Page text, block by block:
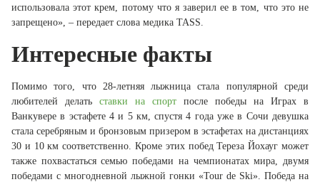
использовала этот крем, потому что я заверил ее в том, что это не
запрещено», – передает слова медика TASS.
Интересные факты
Помимо того, что 28-летняя лыжница стала популярной среди
любителей делать ставки на спорт после победы на Играх в
Ванкувере в эстафете 4 и 5 км, спустя 4 года уже в Сочи девушка
стала серебряным и бронзовым призером в эстафетах на дистанциях
30 и 10 км соответственно. Кроме этих побед Тереза Йохауг может
также похвастаться семью победами на чемпионатах мира, двумя
победами с многодневной лыжной гонки «Tour de Ski». Победа на